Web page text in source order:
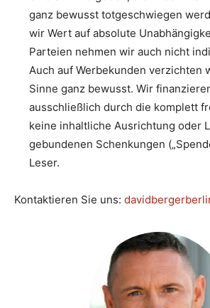
ganz bewusst totgeschwiegen
wir Wert auf absolute
Parteien nehmen wir auch nicht
Auch auf Werbekunden verzichten
Sinne ganz bewusst. Wir
ausschließlich durch die komplett
keine inhaltliche Ausrichtung oder
gebundenen Schenkungen
Leser.
Kontaktieren Sie uns: